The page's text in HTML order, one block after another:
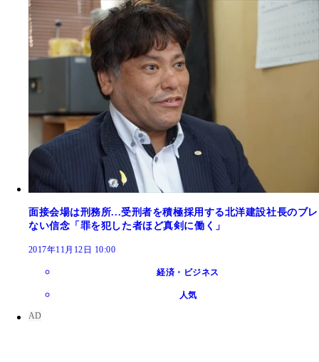
面接会場は刑務所...受刑者を積極採用する北洋建設社長のブレ
ない信念「罪を犯した者ほど真剣に働く」
2017年11月12日 10:00
経済・ビジネス
人気